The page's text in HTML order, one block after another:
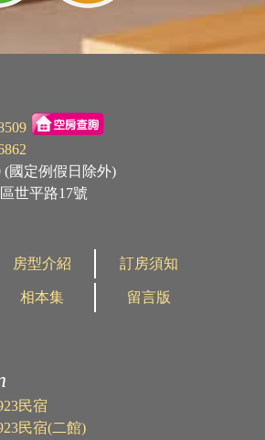
2023/11/08 11:38:49
思，當天已經滿房。
。
(國定例假日除外)
世平路17號
房型介紹 訂房須知
相本集 留言版
民宿
民宿(二館)